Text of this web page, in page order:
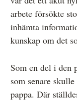
arbete försökte
inhämta
kunskap om det
Som en del i den
som senare
pappa. Där